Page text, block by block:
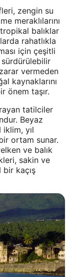
zengin su
meraklılarını
balıklar
rahatlıkla
için çeşitli
vermeden
kaynaklarını
önem taşır.
tatilciler
Beyaz
yıl
ortam sunar.
ve balık
sakin ve
kaçış